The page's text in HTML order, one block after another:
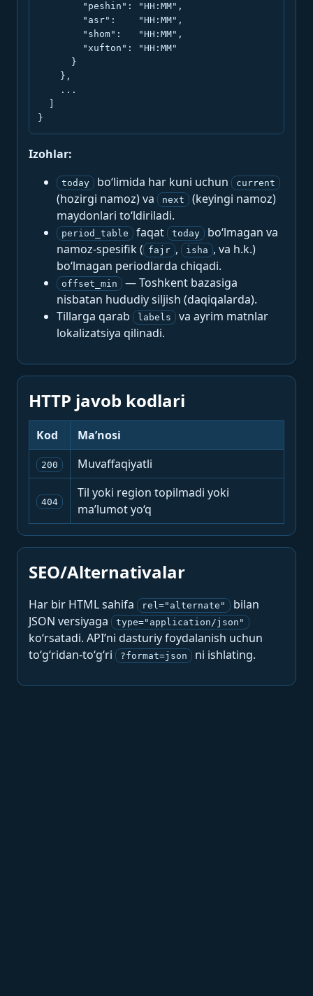
        "peshin": "HH:MM",
        "asr":    "HH:MM",
        "shom":   "HH:MM",
        "xufton": "HH:MM"
      }
    },
    ...
}
Izohlar:
today bo‘limida har kuni uchun current
(hozirgi namoz) va next
(keyingi namoz)
maydonlari to‘ldiriladi.
period_table faqat today
bo‘lmagan va
namoz-spesifik ( fajr , isha , va h.k.)
bo‘lmagan periodlarda chiqadi.
offset_min
— Toshkent bazasiga
nisbatan hududiy siljish (daqiqalarda).
Tillarga qarab
labels
va ayrim matnlar
lokalizatsiya qilinadi.
HTTP javob kodlari
Kod Ma’nosi
200 Muvaffaqiyatli
404
Til yoki region topilmadi yoki
ma’lumot yo‘q
SEO/Alternativalar
Har bir HTML sahifa rel="alternate"
bilan
JSON versiyaga
type="application/json"
ko‘rsatadi. API’ni dasturiy foydalanish uchun
to‘g‘ridan-to‘g‘ri
?format=json ni ishlating.